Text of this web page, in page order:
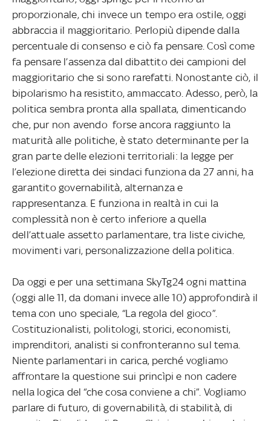
proporzionale, chi invece un tempo era ostile, oggi
abbraccia il maggioritario. Perlopiù dipende dalla
percentuale di consenso e ciò fa pensare. Così come
fa pensare l’assenza dal dibattito dei campioni del
maggioritario che si sono rarefatti. Nonostante ciò, il
bipolarismo ha resistito, ammaccato. Adesso, però, la
politica sembra pronta alla spallata, dimenticando
che, pur non avendo forse ancora raggiunto la
maturità alle politiche, è stato determinante per la
gran parte delle elezioni territoriali: la legge per
l’elezione diretta dei sindaci funziona da 27 anni, ha
garantito governabilità, alternanza e
rappresentanza. E funziona in realtà in cui la
complessità non è certo inferiore a quella
dell’attuale assetto parlamentare, tra liste civiche,
movimenti vari, personalizzazione della politica.
Da oggi e per una settimana SkyTg24 ogni mattina
(oggi alle 11, da domani invece alle 10) approfondirà il
tema con uno speciale, “La regola del gioco”.
Costituzionalisti, politologi, storici, economisti,
imprenditori, analisti si confronteranno sul tema.
Niente parlamentari in carica, perché vogliamo
affrontare la questione sui princìpi e non cadere
nella logica del “che cosa conviene a chi”. Vogliamo
parlare di futuro, di governabilità, di stabilità, di